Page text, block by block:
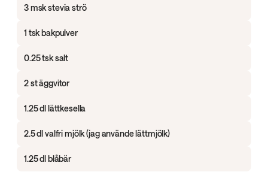
3 msk stevia strö
1 tsk bakpulver
0.25 tsk salt
2 st äggvitor
1.25 dl lättkesella
2.5 dl valfri mjölk (jag använde lättmjölk)
1.25 dl blåbär